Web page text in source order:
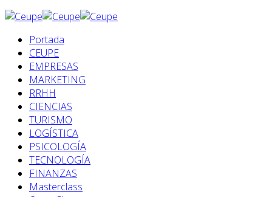
Portada
CEUPE
EMPRESAS
MARKETING
RRHH
CIENCIAS
TURISMO
LOGÍSTICA
PSICOLOGÍA
TECNOLOGÍA
FINANZAS
Masterclass